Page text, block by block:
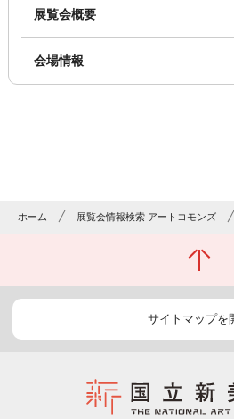
展覧会概要
会場情報
ホーム 展覧会情報検索 アートコモンズ
サイトマップを